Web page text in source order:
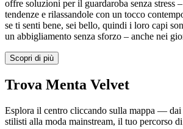
offre soluzioni per il guardaroba senza stress
tendenze e rilassandole con un tocco
se ti senti bene, sei bello, quindi i loro capi
un abbigliamento senza sforzo – anche nei
Scopri di più
Trova Menta Velvet
Esplora il centro cliccando sulla mappa —
stilisti alla moda mainstream, il tuo percorso